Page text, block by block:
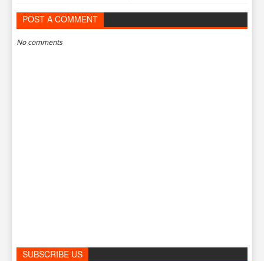
POST A COMMENT
No comments
SUBSCRIBE US